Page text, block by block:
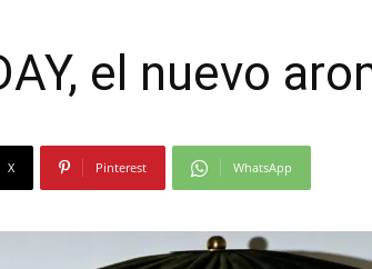
y
el nuevo
X Pinterest WhatsApp